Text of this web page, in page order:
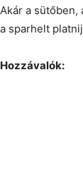
Akár a
a sparhelt
Hozzávalók: